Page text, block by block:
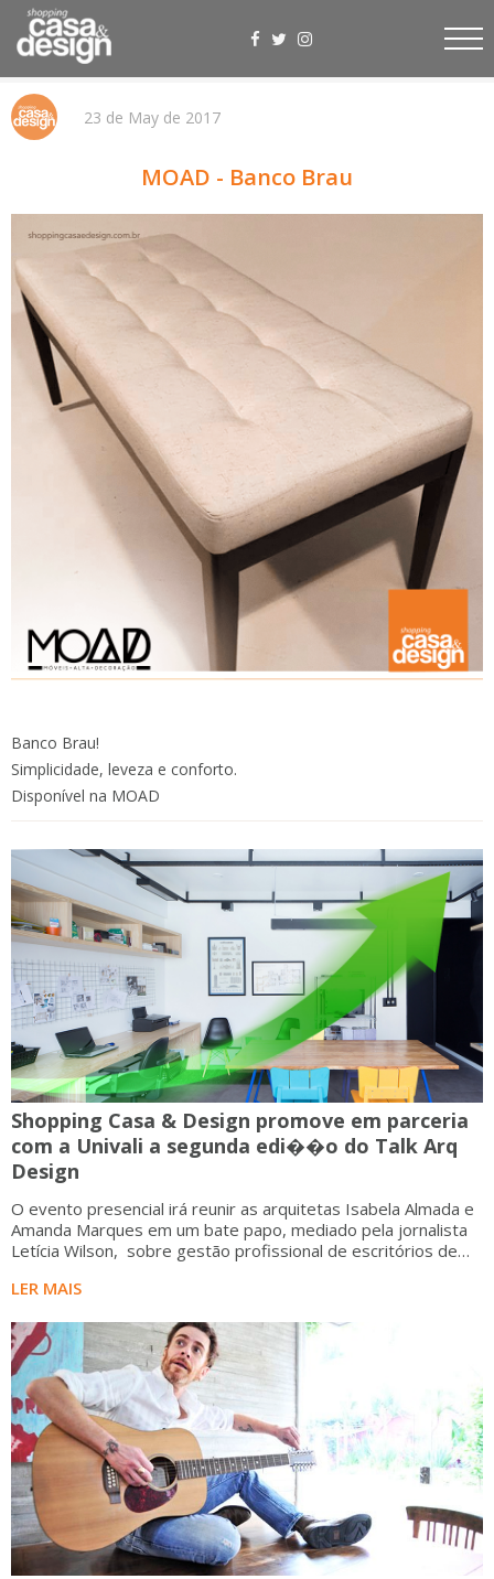
23 de May de 2017
MOAD - Banco Brau
Banco Brau!
Simplicidade, leveza e conforto.
Disponível na MOAD
Shopping Casa & Design promove em parceria
com a Univali a segunda edi��o do Talk Arq
Design
O evento presencial irá reunir as arquitetas Isabela Almada e
Amanda Marques em um bate papo, mediado pela jornalista
Letícia Wilson, sobre gestão profissional de escritórios de
LER MAIS